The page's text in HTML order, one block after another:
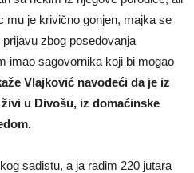
mu je krivično gonjen, majka se
zbog posedovanja
imao sagovornika koji bi mogao
Vlajković navodeći da je iz
u Divošu, iz domaćinske
sadistu, a ja radim 220 jutara